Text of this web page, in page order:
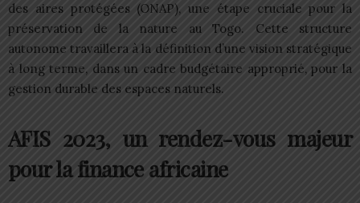
des aires protégées (ONAP), une étape cruciale pour la
préservation de la nature au Togo. Cette structure
autonome travaillera à la définition d’une vision stratégique
à long terme, dans un cadre budgétaire approprié, pour la
gestion durable des espaces naturels.
AFIS 2023, un rendez-vous majeur
pour la finance africaine